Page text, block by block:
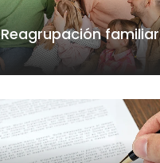
Reagrupación familiar